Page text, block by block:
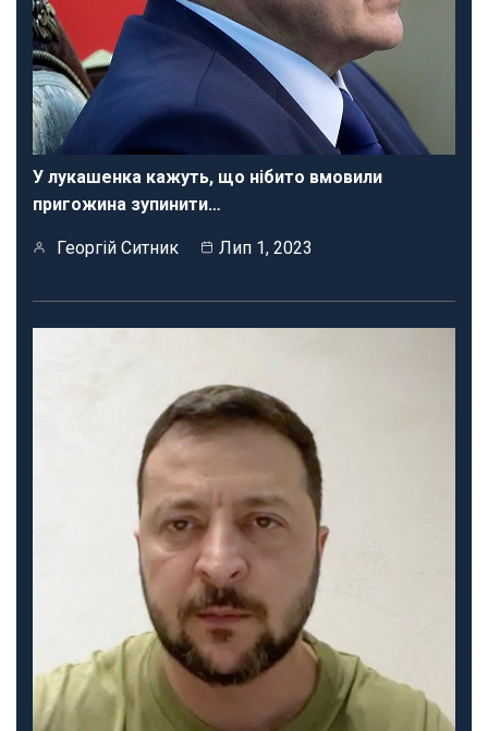
У лукашенка кажуть, що нібито вмовили
пригожина зупинити…
Георгій Ситник Лип 1, 2023